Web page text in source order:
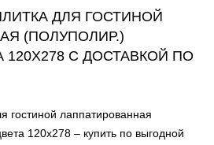
ДЛЯ ГОСТИНОЙ
(ПОЛУПОЛИР.)
С ДОСТАВКОЙ ПО
гостиной лаппатированная
120х278 – купить по выгодной